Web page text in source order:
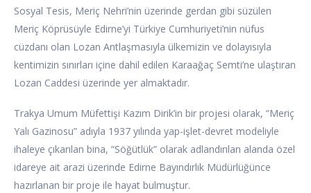
Sosyal Tesis, Meriç Nehri’nin üzerinde gerdan gibi süzülen
Meriç Köprüsüyle Edirne’yi Türkiye Cumhuriyeti’nin nüfus
cüzdanı olan Lozan Antlaşmasıyla ülkemizin ve dolayısıyla
kentimizin sınırları içine dahil edilen Karaağaç Semti’ne ulaştıran
Lozan Caddesi üzerinde yer almaktadır.
Trakya Umum Müfettişi Kazım Dirik’in bir projesi olarak, “Meriç
Yalı Gazinosu” adıyla 1937 yılında yap-işlet-devret modeliyle
ihaleye çıkarılan bina, “Söğütlük” olarak adlandırılan alanda özel
idareye ait arazi üzerinde Edirne Bayındırlık Müdürlüğünce
hazırlanan bir proje ile hayat bulmuştur.